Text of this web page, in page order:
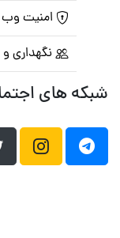
امنیت
نگهداری
شبکه های